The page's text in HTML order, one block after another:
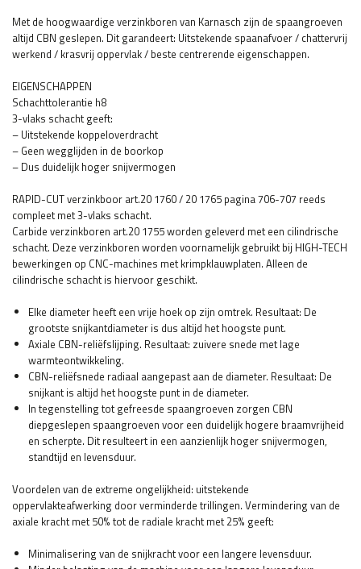
Met de hoogwaardige verzinkboren van Karnasch zijn de spaangroeven
altijd CBN geslepen. Dit garandeert: Uitstekende spaanafvoer / chattervrij
werkend / krasvrij oppervlak / beste centrerende eigenschappen.
EIGENSCHAPPEN
Schachttolerantie h8
3-vlaks schacht geeft:
– Uitstekende koppeloverdracht
– Geen wegglijden in de boorkop
– Dus duidelijk hoger snijvermogen
RAPID-CUT verzinkboor art.20 1760 / 20 1765 pagina 706-707 reeds
compleet met 3-vlaks schacht.
Carbide verzinkboren art.20 1755 worden geleverd met een cilindrische
schacht. Deze verzinkboren worden voornamelijk gebruikt bij HIGH-TECH
bewerkingen op CNC-machines met krimpklauwplaten. Alleen de
cilindrische schacht is hiervoor geschikt.
Elke diameter heeft een vrije hoek op zijn omtrek. Resultaat: De
grootste snijkantdiameter is dus altijd het hoogste punt.
Axiale CBN-reliëfslijping. Resultaat: zuivere snede met lage
warmteontwikkeling.
CBN-reliëfsnede radiaal aangepast aan de diameter. Resultaat: De
snijkant is altijd het hoogste punt in de diameter.
In tegenstelling tot gefreesde spaangroeven zorgen CBN
diepgeslepen spaangroeven voor een duidelijk hogere braamvrijheid
en scherpte. Dit resulteert in een aanzienlijk hoger snijvermogen,
standtijd en levensduur.
Voordelen van de extreme ongelijkheid: uitstekende
oppervlakteafwerking door verminderde trillingen. Vermindering van de
axiale kracht met 50% tot de radiale kracht met 25% geeft:
Minimalisering van de snijkracht voor een langere levensduur.